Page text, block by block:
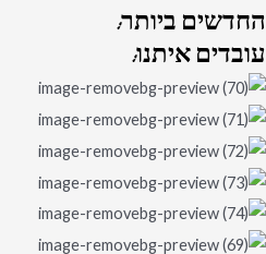
החדשיםביותר:
עובדיםאיתנו: